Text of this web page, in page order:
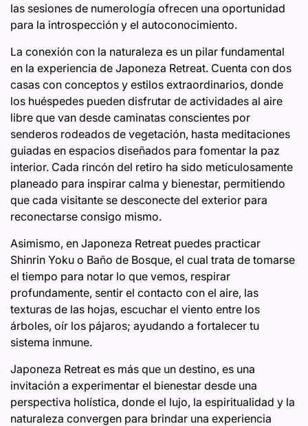
las sesiones de numerología ofrecen una oportunidad
para la introspección y el autoconocimiento.
La conexión con la naturaleza es un pilar fundamental
en la experiencia de Japoneza Retreat. Cuenta con dos
casas con conceptos y estilos extraordinarios, donde
los huéspedes pueden disfrutar de actividades al aire
libre que van desde caminatas conscientes por
senderos rodeados de vegetación, hasta meditaciones
guiadas en espacios diseñados para fomentar la paz
interior. Cada rincón del retiro ha sido meticulosamente
planeado para inspirar calma y bienestar, permitiendo
que cada visitante se desconecte del exterior para
reconectarse consigo mismo.
Asimismo, en Japoneza Retreat puedes practicar
Shinrin Yoku o Baño de Bosque, el cual trata de tomarse
el tiempo para notar lo que vemos, respirar
profundamente, sentir el contacto con el aire, las
texturas de las hojas, escuchar el viento entre los
árboles, oír los pájaros; ayudando a fortalecer tu
sistema inmune.
Japoneza Retreat es más que un destino, es una
invitación a experimentar el bienestar desde una
perspectiva holística, donde el lujo, la espiritualidad y la
naturaleza convergen para brindar una experiencia